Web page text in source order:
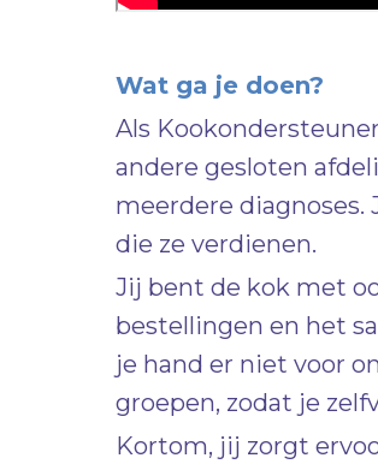
Wat ga je doen?
Als
andere gesloten
meerdere
die ze verdienen.
Jij bent de kok met
bestellingen en het
je hand er niet voor
groepen, zodat je
Kortom, jij zorgt